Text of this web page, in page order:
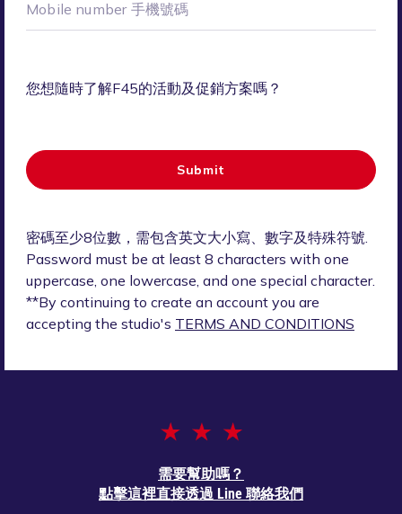
需要幫助嗎？
點擊這裡直接透過 Line 聯絡我們